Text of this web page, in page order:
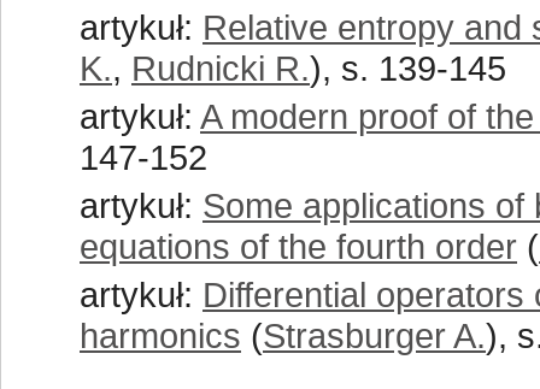
artykuł: Relative entropy and
K., Rudnicki R.), s. 139-145
artykuł: A modern proof of
147-152
artykuł: Some applications
equations of the fourth order (
artykuł: Differential
harmonics (Strasburger A.),